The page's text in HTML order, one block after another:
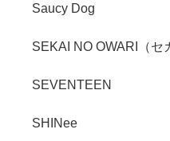
Saucy Dog
SEKAI NO OWARI（セ
SEVENTEEN
SHINee